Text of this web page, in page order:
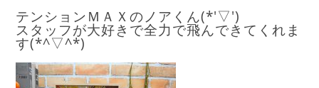
テンションＭＡＸのノアくん(*'▽')
スタッフが大好きで全力で飛んできてくれま
す(*^▽^*)